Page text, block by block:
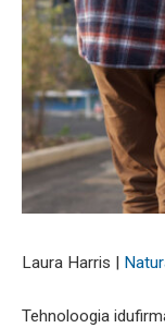
Laura Harris |
Tehnoloogia